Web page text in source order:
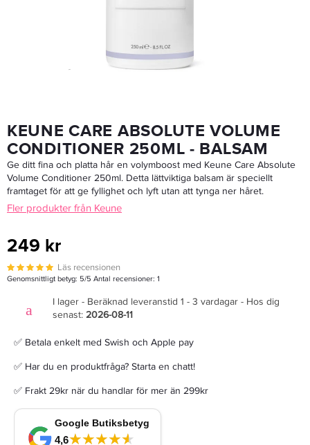
LÄGG I VARUKORGEN
KEUNE CARE ABSOLUTE VOLUME
CONDITIONER 250ML - BALSAM
Ge ditt fina och platta hår en volymboost med Keune Care Absolute
Volume Conditioner 250ml. Detta lättviktiga balsam är speciellt
framtaget för att ge fyllighet och lyft utan att tynga ner håret.
Fler produkter från Keune
249 kr
Läs recensionen
Genomsnittligt betyg: 5/5 Antal recensioner: 1
I lager - Beräknad leveranstid 1 - 3 vardagar - Hos dig
senast: 2026-08-11
✅ Betala enkelt med Swish och Apple pay
✅ Har du en produktfråga? Starta en chatt!
✅ Frakt 29kr när du handlar för mer än 299kr